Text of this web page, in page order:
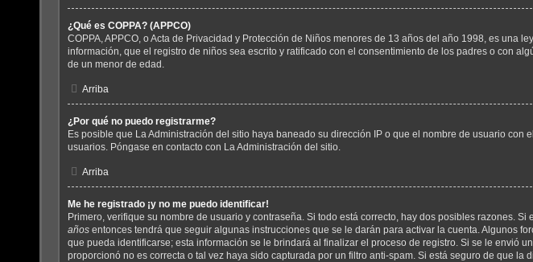
¿Qué es COPPA? (APPCO)
COPPA, APPCO, o Acta de Privacidad y Protección de Niños menores de 13 años del año 1998, es
información, que el registro de niños sea escrito y ratificado con el consentimiento de los padres o con
de un menor de edad.
Arriba
¿Por qué no puedo registrarme?
Es posible que La Administración del sitio haya baneado su dirección IP o que el nombre de usuario
usuarios. Póngase en contacto con La Administración del sitio.
Arriba
Me he registrado ¡y no me puedo identificar!
Primero, verifique su nombre de usuario y contraseña. Si todo está correcto, hay dos posibles razones.
años entonces tendrá que seguir algunas instrucciones que se le darán para activar la cuenta. Algunos
que pueda identificarse; esta información se le brindará al finalizar el proceso de registro. Si se le envió
proporcionó no es correcta o tal vez haya sido capturada por un filtro anti-spam. Si está seguro de que